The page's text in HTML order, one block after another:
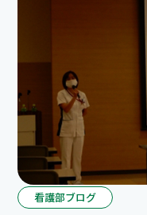
担当係長での研修、
看護部ブログ